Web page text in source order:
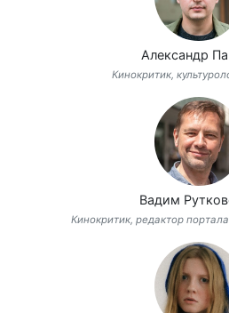
Александр
Кинокритик,
Вадим
Кинокритик, редактор